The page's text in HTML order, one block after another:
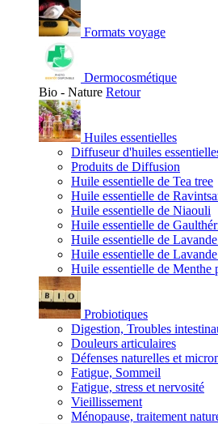
Formats voyage
Dermocosmétique
Bio - Nature Retour
Huiles essentielles
Diffuseur d'huiles
Produits de Diffusion
Huile essentielle de Tea tree
Huile essentielle de
Huile essentielle de Niaouli
Huile essentielle de
Huile essentielle de
Huile essentielle de
Huile essentielle de Menthe
Probiotiques
Digestion, Troubles
Douleurs articulaires
Défenses naturelles et
Fatigue, Sommeil
Fatigue, stress et nervosité
Vieillissement
Ménopause, traitement